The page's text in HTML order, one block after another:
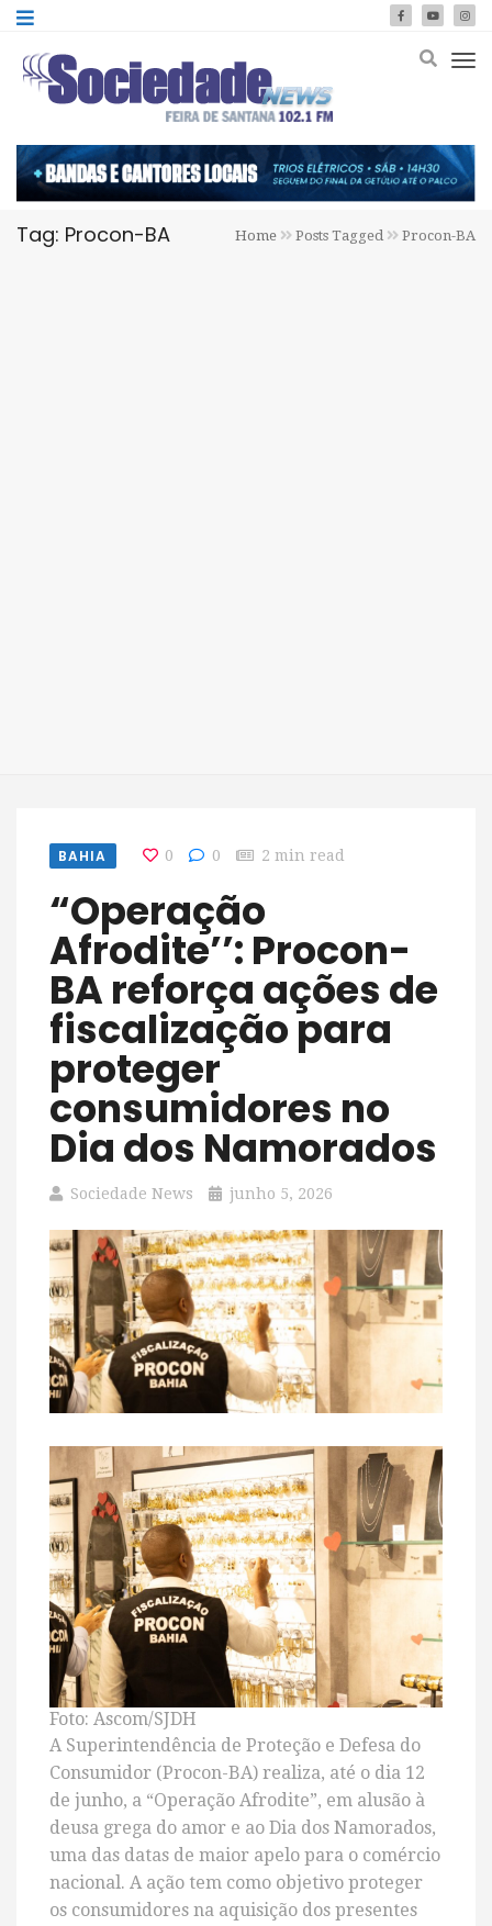
Tag: Procon-BA Home Posts Tagged Procon-BA
BAHIA 0 0 2 min read
“Operação
Afrodite’’: Procon-
BA reforça ações de
fiscalização para
proteger
consumidores no
Dia dos Namorados
Sociedade News junho 5, 2026
Foto: Ascom/SJDH
A Superintendência de Proteção e Defesa do
Consumidor (Procon-BA) realiza, até o dia 12
de junho, a “Operação Afrodite”, em alusão à
deusa grega do amor e ao Dia dos Namorados,
uma das datas de maior apelo para o comércio
nacional. A ação tem como objetivo proteger
os consumidores na aquisição dos presentes